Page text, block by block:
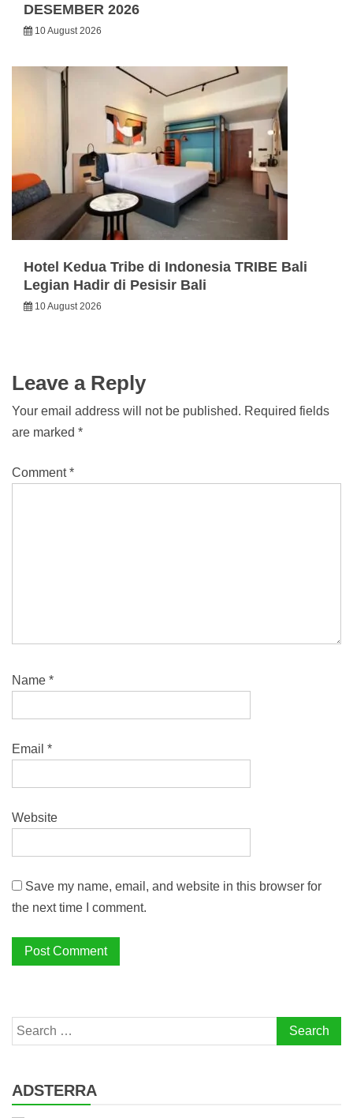
DESEMBER 2026
10 August 2026
Hotel Kedua Tribe di Indonesia TRIBE Bali
Legian Hadir di Pesisir Bali
10 August 2026
Leave a Reply
Your email address will not be published. Required fields
are marked *
Comment*
Name *
Email *
Website
Save my name, email, and website in this browser for
the next time I comment.
Search
for:
ADSTERRA